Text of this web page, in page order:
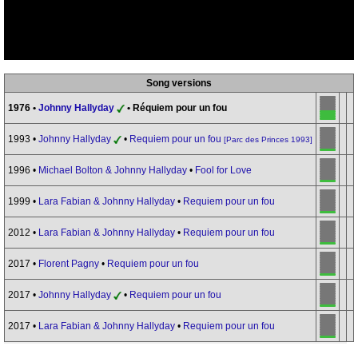
Song versions
1976 • Johnny Hallyday • Réquiem pour un fou
1993 • Johnny Hallyday • Requiem pour un fou [Parc des Princes 1993]
1996 • Michael Bolton & Johnny Hallyday • Fool for Love
1999 • Lara Fabian & Johnny Hallyday • Requiem pour un fou
2012 • Lara Fabian & Johnny Hallyday • Requiem pour un fou
2017 • Florent Pagny • Requiem pour un fou
2017 • Johnny Hallyday • Requiem pour un fou
2017 • Lara Fabian & Johnny Hallyday • Requiem pour un fou